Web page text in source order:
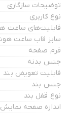
توضیحات سازگاری
نوع کاربری
قابلیت‌های ساعت
سایز قاب ساعت
فرم صفحه
جنس بدنه
قابلیت تعویض بند
جنس بند
نوع قفل بند
اندازه صفحه نمایش